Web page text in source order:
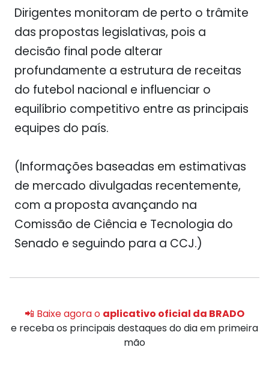
Dirigentes monitoram de perto o trâmite
das propostas legislativas, pois a
decisão final pode alterar
profundamente a estrutura de receitas
do futebol nacional e influenciar o
equilíbrio competitivo entre as principais
equipes do país.
(Informações baseadas em estimativas
de mercado divulgadas recentemente,
com a proposta avançando na
Comissão de Ciência e Tecnologia do
Senado e seguindo para a CCJ.)
📲 Baixe agora o aplicativo oficial da BRADO
e receba os principais destaques do dia em primeira
mão